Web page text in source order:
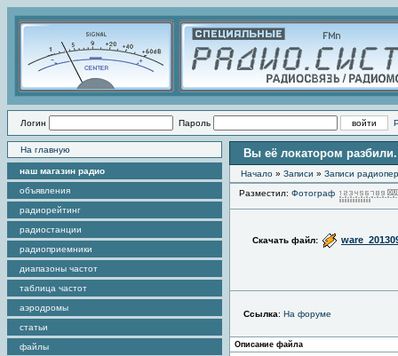
Логин Пароль
На главную
наш магазин радио
объявления
радиорейтинг
радиостанции
радиоприемники
диапазоны частот
таблица частот
аэродромы
статьи
файлы
Вы её локатором разбили.
Начало » Записи » Записи
Разместил: Фотограф
Скачать файл:
Ссылка: На форуме
Описание файла